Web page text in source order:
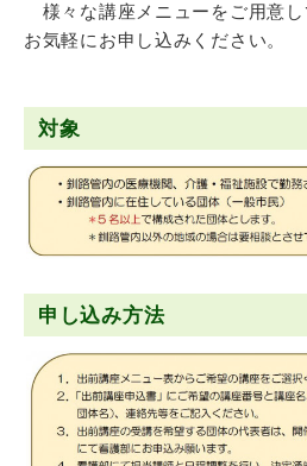
様々な講座メニューをご用意し
お気軽にお申し込みください。
対象
申し込み方法